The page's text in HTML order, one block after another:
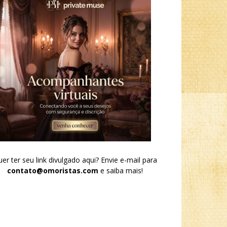
ter seu link divulgado aqui? Envie e-mail para
contato@omoristas.com e saiba mais!